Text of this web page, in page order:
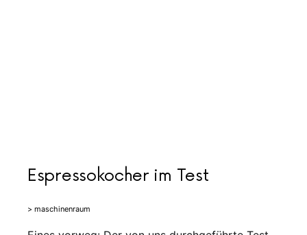
Espressokocher im Test
> maschinenraum